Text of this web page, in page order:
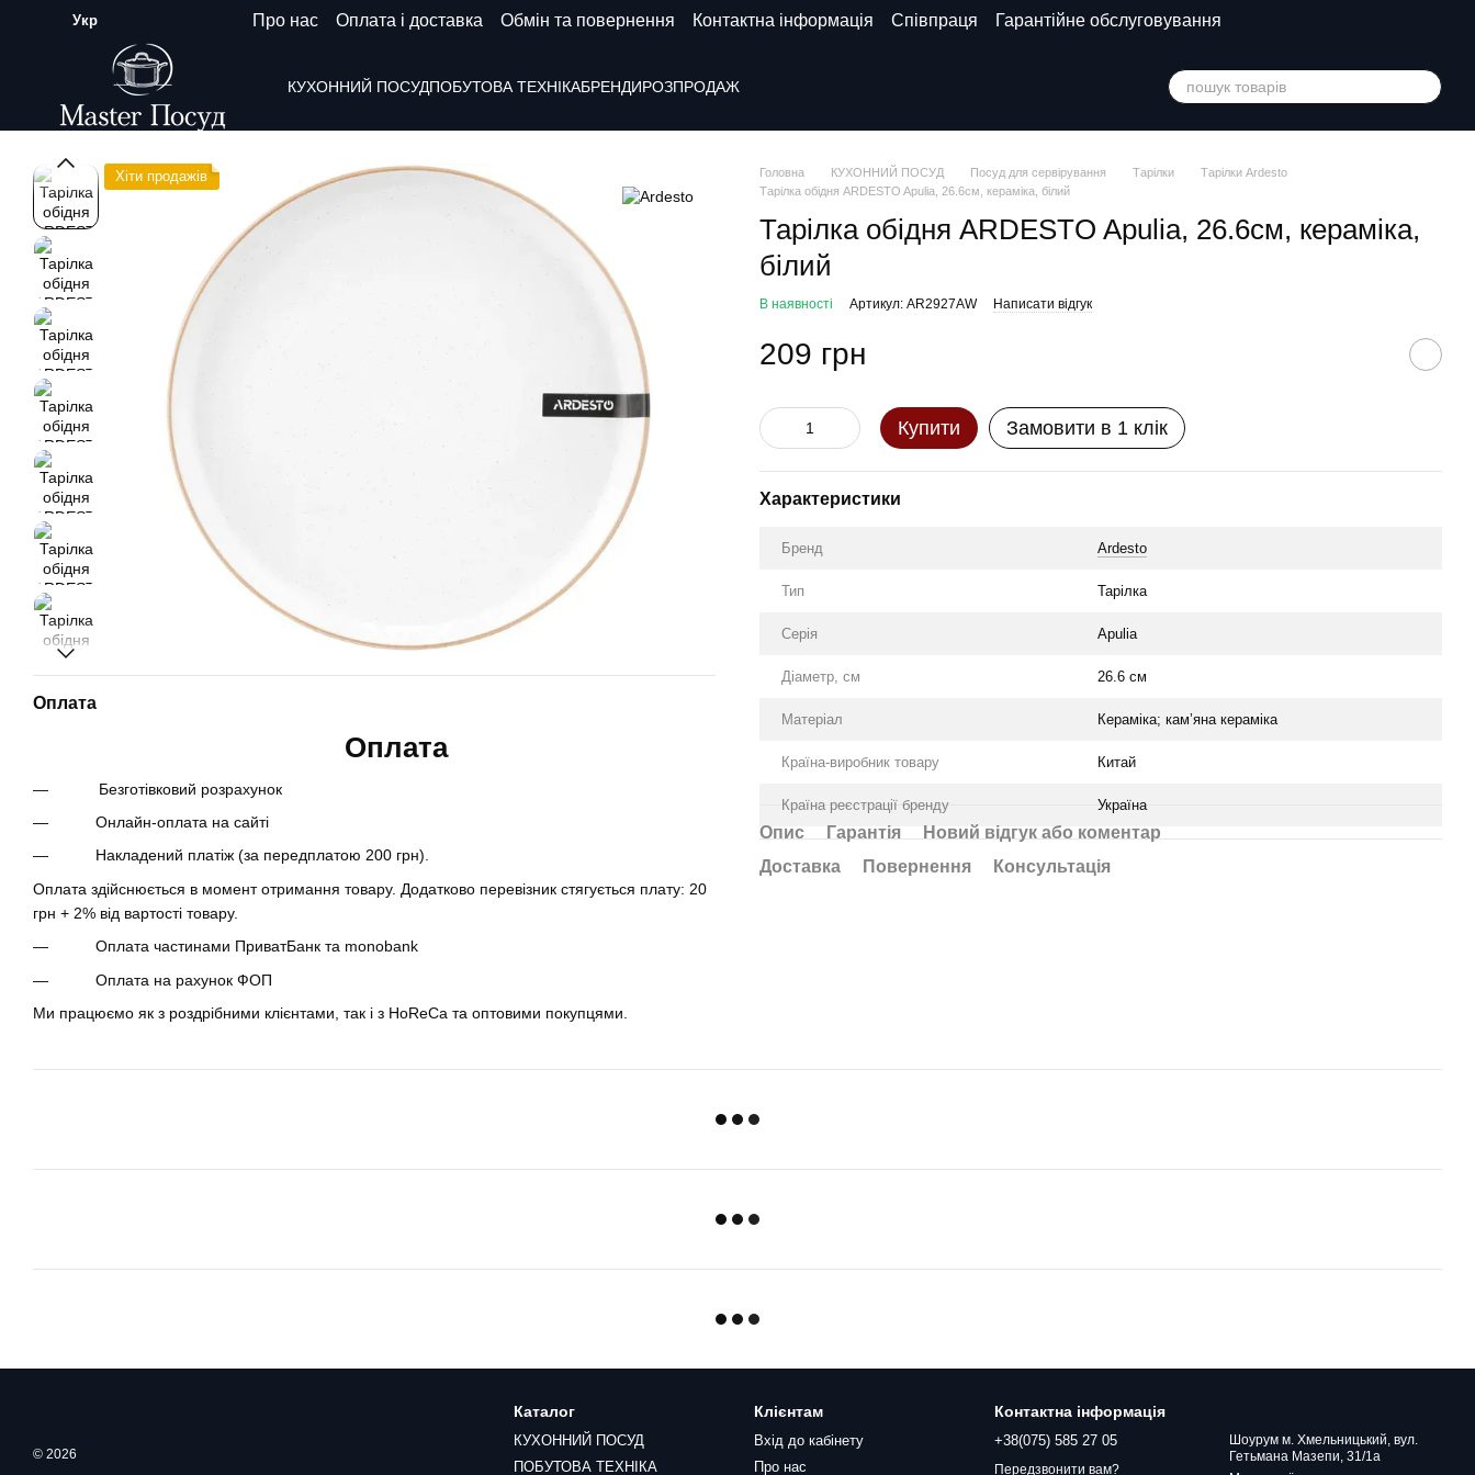
Перейти до основного контенту
Укр Про нас Оплата і доставка Обмін та повернення Контактна інформація Співпраця Гарантійне обслуговування
КУХОННИЙ ПОСУДПОБУТОВА ТЕХНІКАБРЕНДИРОЗПРОДАЖ
Хіти продажiв
Оплата
Оплата
Безготівковий розрахунок
Онлайн-оплата на сайті
Накладений платіж (за передплатою 200 грн).
Оплата здійснюється в момент отримання товару. Додатково перевізник стягується плату: 20
грн + 2% від вартості товару.
Оплата частинами ПриватБанк та monobank
Оплата на рахунок ФОП
Ми працюємо як з роздрібними клієнтами, так і з HoReCa та оптовими покупцями.
Головна КУХОННИЙ ПОСУД Посуд для сервірування Тарілки
Тарілки Ardesto
Тарілка обідня ARDESTO Apulia, 26.6см, кераміка, білий
Тарілка обідня ARDESTO Apulia, 26.6см, кераміка,
білий
В наявності Артикул: AR2927AW Написати відгук
209 грн
Купити Замовити в 1 клік
Характеристики
Бренд Ardesto
Тип Тарілка
Серія Apulia
Діаметр, см 26.6 см
Матеріал Кераміка; кам’яна кераміка
Країна-виробник товару Китай
Країна реєстрації бренду Україна
Опис Гарантія
Новий відгук або коментар
Доставка
Повернення Консультація
© 2026
Каталог
КУХОННИЙ ПОСУД
ПОБУТОВА ТЕХНІКА
Клієнтам
Вхід до кабінету
Про нас
Контактна інформація
+38(075) 585 27 05
Передзвонити вам?
Шоурум м. Хмельницький, вул.
Гетьмана Мазепи, 31/1а